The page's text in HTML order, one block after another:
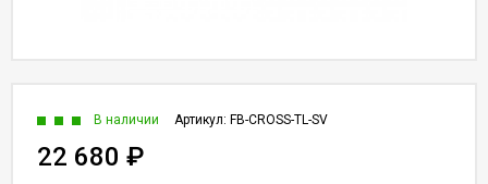
Артикул: FB-CROSS-TL-SV
В наличии
22 680 ₽